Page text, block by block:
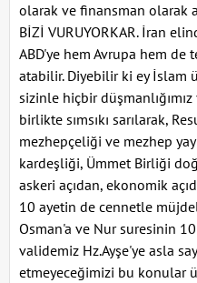
olarak ve finansman olarak
BİZİ VURUYORKAR. İran
ABD'ye hem Avrupa hem
atabilir. Diyebilir ki ey İslam
sizinle hiçbir
birlikte sımsıkı sarılarak,
mezhepçeliği ve mezhep
kardeşliği, Ümmet Birliği
askeri açıdan, ekonomik
10 ayetin de cennetle
Osman'a ve Nur suresinin
validemiz Hz.Ayşe'ye asla
etmeyeceğimizi bu konular